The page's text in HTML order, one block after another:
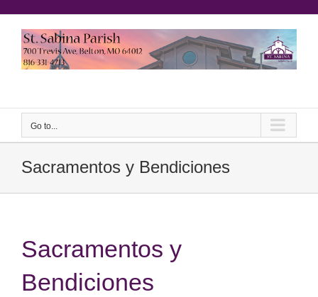
content
Go to...
Sacramentos y Bendiciones
Sacramentos y
Bendiciones